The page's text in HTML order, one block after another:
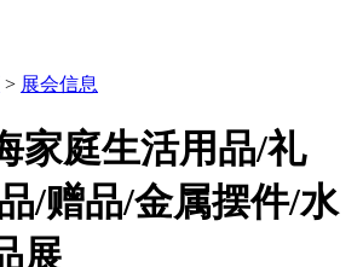
> 展会信息
家庭生活用品/礼
/赠品/金属摆件/水
展